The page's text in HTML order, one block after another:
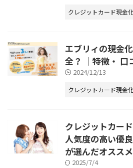
クレジットカード現金
エブリィの現金
全？ ｜特徴・ 口
2024/12/13
クレジットカード現金
クレジットカー
人気度の高い優
が選んだオスス
2025/7/4